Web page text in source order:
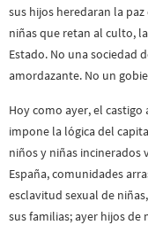
sus hijos heredaran la
niñas que retan al culto,
Estado. No una sociedad
amordazante. No un
Hoy como ayer, el
impone la lógica del
niños y niñas incinerados
España, comunidades
esclavitud sexual de
sus familias; ayer hijos de